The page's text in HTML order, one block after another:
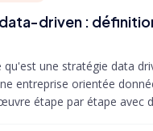
driven :
qu'est une stratégie data
entreprise orientée
étape par étape avec